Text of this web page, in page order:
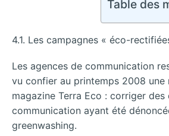
Table des
4.1. Les campagnes « éco-
Les agences de communication
vu confier au printemps 2008 une
magazine Terra Eco : corriger des
communication ayant été
greenwashing.